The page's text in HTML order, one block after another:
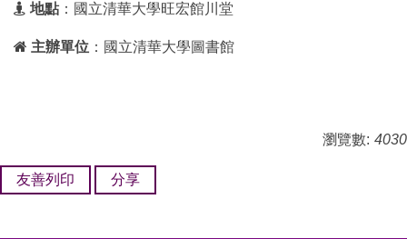
地點 ：國立清華大學旺宏館川堂
主辦單位 ：國立清華大學圖書館
瀏覽數: 4030
友善列印 分享